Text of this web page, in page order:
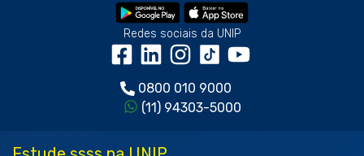
Redes sociais da UNIP
0800 010 9000
(11) 94303-5000